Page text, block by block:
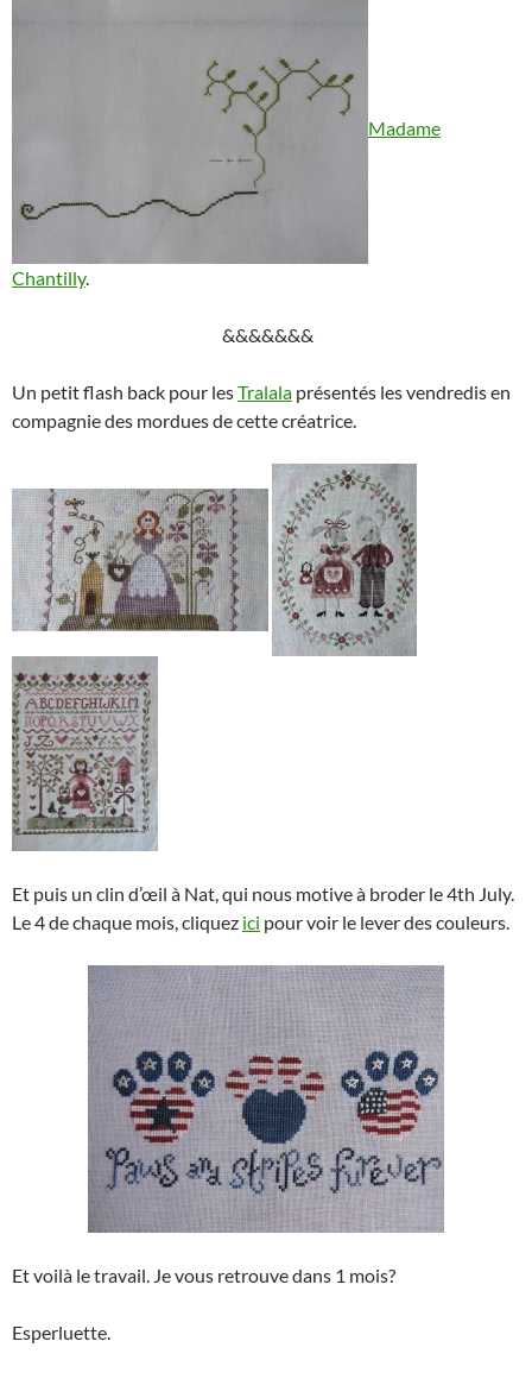
Madame
Chantilly.
&&&&&&&
Un petit flash back pour lesTralala présentés les vendredis en
compagnie des mordues de cette créatrice.
Et puis un clin d’œil à Nat, qui nous motive à broder le 4th July.
Le 4 de chaque mois, cliquez ici pour voir le lever des couleurs.
Et voilà le travail. Je vous retrouve dans 1 mois?
Esperluette.